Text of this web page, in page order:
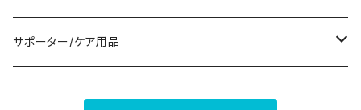
その他
その他
7分/長袖
ショルダーバッグ
アクセサリーケース
ブーツ
セット販売
サポーター/ケア用品